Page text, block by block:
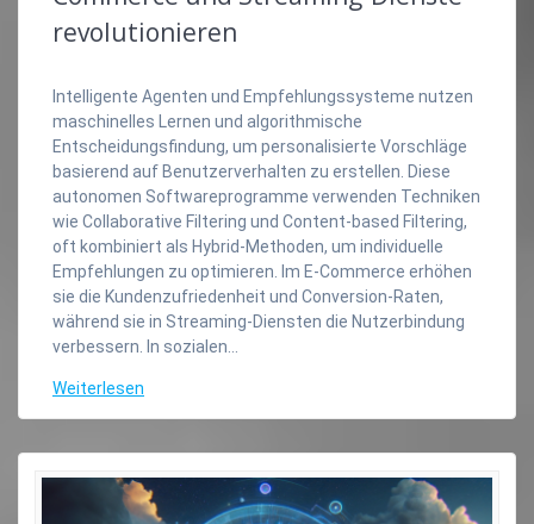
revolutionieren
Intelligente Agenten und Empfehlungssysteme nutzen
maschinelles Lernen und algorithmische
Entscheidungsfindung, um personalisierte Vorschläge
basierend auf Benutzerverhalten zu erstellen. Diese
autonomen Softwareprogramme verwenden Techniken
wie Collaborative Filtering und Content-based Filtering,
oft kombiniert als Hybrid-Methoden, um individuelle
Empfehlungen zu optimieren. Im E-Commerce erhöhen
sie die Kundenzufriedenheit und Conversion-Raten,
während sie in Streaming-Diensten die Nutzerbindung
verbessern. In sozialen…
Weiterlesen